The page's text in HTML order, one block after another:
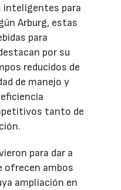
inteligentes para
Arburg, estas
para
por su
reducidos de
de manejo y
tanto de
para dar a
ofrecen ambos
ampliación en